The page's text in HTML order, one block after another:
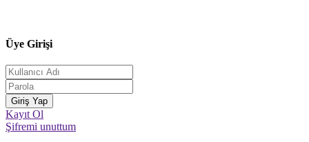
Üye Girişi
Kayıt Ol
Şifremi unuttum